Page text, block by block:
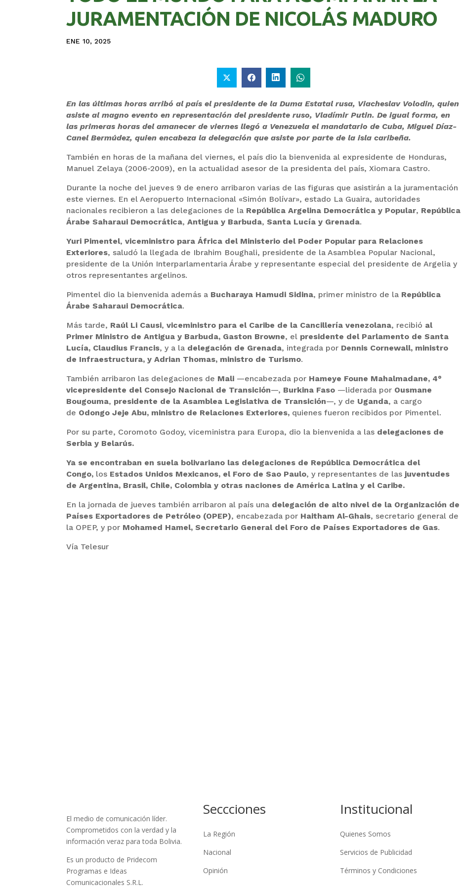
JURAMENTACIÓN DE NICOLÁS MADURO
ENE 10, 2025
En las últimas horas arribó al país el presidente de la Duma Estatal rusa, Viacheslav Volodin, quien
asiste al magno evento en representación del presidente ruso, Vladímir Putin. De igual forma, en
las primeras horas del amanecer de viernes llegó a Venezuela el mandatario de Cuba, Miguel Díaz-
Canel Bermúdez, quien encabeza la delegación que asiste por parte de la isla caribeña.
También en horas de la mañana del viernes, el país dio la bienvenida al expresidente de Honduras,
Manuel Zelaya (2006-2009), en la actualidad asesor de la presidenta del país, Xiomara Castro.
Durante la noche del jueves 9 de enero arribaron varias de las figuras que asistirán a la juramentación
este viernes. En el Aeropuerto Internacional «Simón Bolívar», estado La Guaira, autoridades
nacionales recibieron a las delegaciones de la República Argelina Democrática y Popular, República
Árabe Saharaui Democrática,Antigua y Barbuda,Santa Lucía y Grenada.
Yuri Pimentel,viceministro para África del Ministerio del Poder Popular para Relaciones
Exteriores, saludó la llegada de Ibrahim Boughali, presidente de la Asamblea Popular Nacional,
presidente de la Unión Interparlamentaria Árabe y representante especial del presidente de Argelia y
otros representantes argelinos.
Pimentel dio la bienvenida además a Bucharaya Hamudi Sidina, primer ministro de la República
Árabe Saharaui Democrática.
Más tarde, Raúl Li Causi,viceministro para el Caribe de la Cancillería venezolana, recibió al
Primer Ministro de Antigua y Barbuda, Gaston Browne, el presidente del Parlamento de Santa
Lucía, Claudius Francis, y a la delegación de Grenada, integrada por Dennis Cornewall, ministro
de Infraestructura, y Adrian Thomas, ministro de Turismo.
También arribaron las delegaciones de Mali —encabezada por Hameye Foune Mahalmadane, 4°
vicepresidente del Consejo Nacional de Transición—, Burkina Faso —liderada por Ousmane
Bougouma, presidente de la Asamblea Legislativa de Transición—, y de Uganda, a cargo
de Odongo Jeje Abu, ministro de Relaciones Exteriores, quienes fueron recibidos por Pimentel.
Por su parte, Coromoto Godoy, viceministra para Europa, dio la bienvenida a las delegaciones de
Serbia y Belarús.
Ya se encontraban en suela bolivariano las delegaciones de República Democrática del
Congo, los Estados Unidos Mexicanos, el Foro de Sao Paulo, y representantes de las juventudes
de Argentina, Brasil, Chile, Colombia y otras naciones de América Latina y el Caribe.
En la jornada de jueves también arribaron al país una delegación de alto nivel de la Organización de
Países Exportadores de Petróleo (OPEP), encabezada por Haitham Al-Ghais, secretario general de
la OPEP, y por Mohamed Hamel, Secretario General del Foro de Países Exportadores de Gas.
Vía Telesur
CAPTURA DE EVO
MORALES
El medio de comunicación líder.
Comprometidos con la verdad y la
información veraz para toda Bolivia.
Es un producto de Pridecom
Programas e Ideas
Comunicacionales S.R.L.
Seccciones
La Región
Nacional
Opinión
Institucional
Quienes Somos
Servicios de Publicidad
Términos y Condiciones